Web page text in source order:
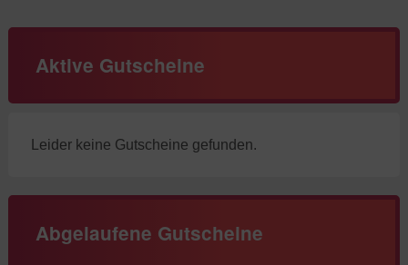
Aktive Gutscheine
Leider keine Gutscheine gefunden.
Abgelaufene Gutscheine